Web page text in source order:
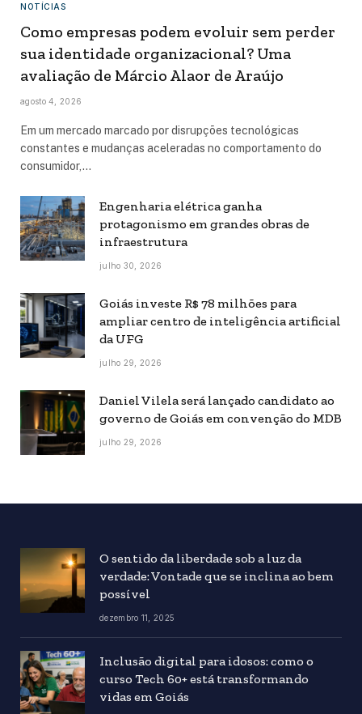
NOTÍCIAS
Como empresas podem evoluir sem perder
sua identidade organizacional? Uma
avaliação de Márcio Alaor de Araújo
agosto 4, 2026
Em um mercado marcado por disrupções tecnológicas
constantes e mudanças aceleradas no comportamento do
consumidor,…
Engenharia elétrica ganha
protagonismo em grandes obras de
infraestrutura
julho 30, 2026
Goiás investe R$ 78 milhões para
ampliar centro de inteligência artificial
da UFG
julho 29, 2026
Daniel Vilela será lançado candidato ao
governo de Goiás em convenção do MDB
julho 29, 2026
O sentido da liberdade sob a luz da
verdade: Vontade que se inclina ao bem
possível
dezembro 11, 2025
Inclusão digital para idosos: como o
curso Tech 60+ está transformando
vidas em Goiás